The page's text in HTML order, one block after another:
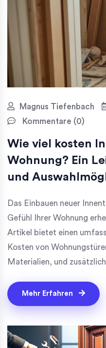
Magnus Tiefenbach
Kommentare (0)
Wie viel kosten
Wohnung? Ein
und
Das Einbauen neuer
Gefühl Ihrer Wohnung
Artikel bietet einen
Kosten von
Materialien, und
Faktoren den Preis
perfekte Tür für Ihr
Mehr Erfahren